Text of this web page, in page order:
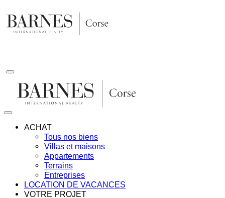
au
contenu
ACHAT
Tous nos biens
Villas et maisons
Appartements
Terrains
Entreprises
LOCATION DE VACANCES
VOTRE PROJET